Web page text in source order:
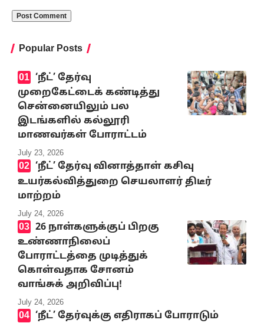
Popular Posts
‘நீட்’ தேர்வு
முறைகேட்டைக் கண்டித்து
சென்னையிலும் பல
இடங்களில் கல்லூரி
மாணவர்கள் போராட்டம்
July 23, 2026
‘நீட்’ தேர்வு வினாத்தாள் கசிவு
உயர்கல்வித்துறை செயலாளர் திடீர்
மாற்றம்
July 24, 2026
26 நாள்களுக்குப் பிறகு
உண்ணாநிலைப்
போராட்டத்தை முடித்துக்
கொள்வதாக சோனம்
வாங்சுக் அறிவிப்பு!
July 24, 2026
‘நீட்’ தேர்வுக்கு எதிராகப் போராடும்